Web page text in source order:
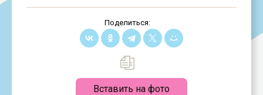
Поделиться:
Вставить на фото